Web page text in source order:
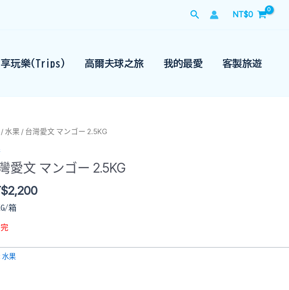
搜
NT$0
享玩樂(Trips) 高爾夫球之旅 我的最愛 客製旅遊
/水果 / 台灣愛文 マンゴー 2.5KG
愛文 マンゴー 2.5KG
2,200
箱
水果